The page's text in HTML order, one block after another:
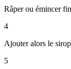
Râper ou émincer
4
Ajouter alors le
5